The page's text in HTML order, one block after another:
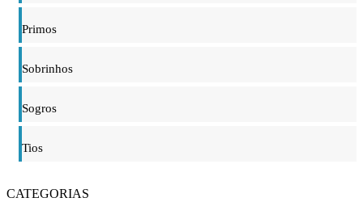
Primos
Sobrinhos
Sogros
Tios
CATEGORIAS